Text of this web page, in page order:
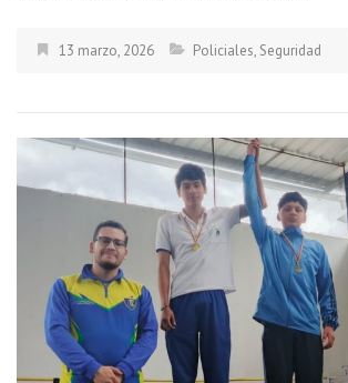
13 marzo, 2026 Policiales, Seguridad